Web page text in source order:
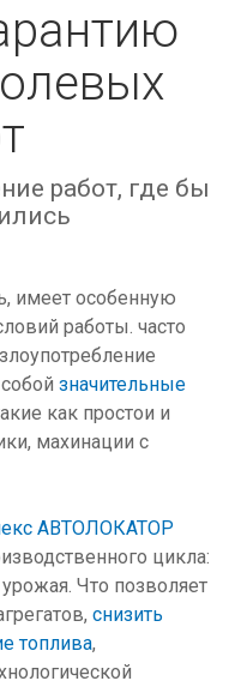
работ, где бы
имеет особенную
работы. часто
значительные
как простои и
махинации с
АВТОЛОКАТОР
цикла:
Что позволяет
снизить
топлива,